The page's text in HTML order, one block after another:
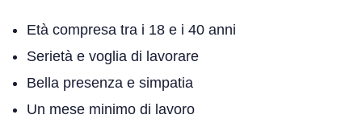
Età compresa tra i 18 e i 40 anni
Serietà e voglia di lavorare
Bella presenza e simpatia
Un mese minimo di lavoro